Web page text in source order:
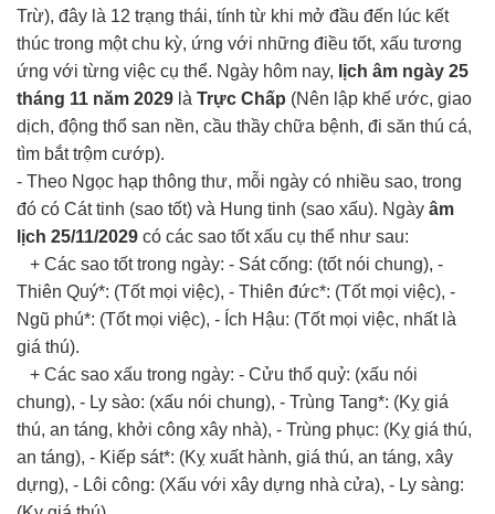
Trừ), đây là 12 trạng thái, tính từ khi mở đầu đến lúc kết
thúc trong một chu kỳ, ứng với những điều tốt, xấu tương
ứng với từng việc cụ thể. Ngày hôm nay, lịch âm ngày 25
tháng 11 năm 2029 là Trực Chấp (Nên lập khế ước, giao
dịch, động thổ san nền, cầu thầy chữa bệnh, đi săn thú cá,
tìm bắt trộm cướp).
- Theo Ngọc hạp thông thư, mỗi ngày có nhiều sao, trong
đó có Cát tinh (sao tốt) và Hung tinh (sao xấu). Ngày âm
lịch 25/11/2029 có các sao tốt xấu cụ thể như sau:
+ Các sao tốt trong ngày: - Sát cống: (tốt nói chung), -
Thiên Quý*: (Tốt mọi việc), - Thiên đức*: (Tốt mọi việc), -
Ngũ phú*: (Tốt mọi việc), - Ích Hậu: (Tốt mọi việc, nhất là
giá thú).
+ Các sao xấu trong ngày: - Cửu thổ quỷ: (xấu nói
chung), - Ly sào: (xấu nói chung), - Trùng Tang*: (Kỵ giá
thú, an táng, khởi công xây nhà), - Trùng phục: (Kỵ giá thú,
an táng), - Kiếp sát*: (Kỵ xuất hành, giá thú, an táng, xây
dựng), - Lôi công: (Xấu với xây dựng nhà cửa), - Ly sàng: